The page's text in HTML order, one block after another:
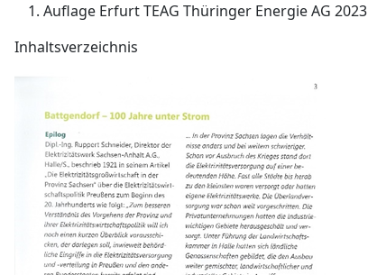
Auflage Erfurt TEAG Thüringer Energie AG 2023
Inhaltsverzeichnis